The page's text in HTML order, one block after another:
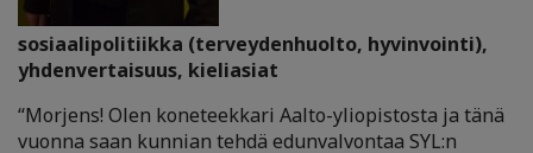
sosiaalipolitiikka (terveydenhuolto, hyvinvointi),
yhdenvertaisuus, kieliasiat
“Morjens! Olen koneteekkari Aalto-yliopistosta ja tänä
vuonna saan kunnian tehdä​​​​​​​​​​​​​​ edunvalvontaa SYL:n